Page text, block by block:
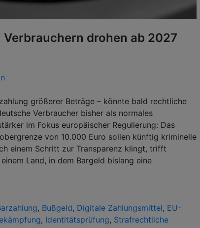
drohen ab 2027
größerer Beträge – könnte bald rechtliche
Verbraucher bisher als normales
im Fokus europäischer Regulierung: Das
von 10.000 Euro sollen künftig kriminelle
einem Schritt zur Transparenz klingt, trifft
Land, in dem Bargeld bislang eine
, Bußgeld, Digitale Zahlungsmittel, EU-
, Identitätsprüfung, Strafrechtliche